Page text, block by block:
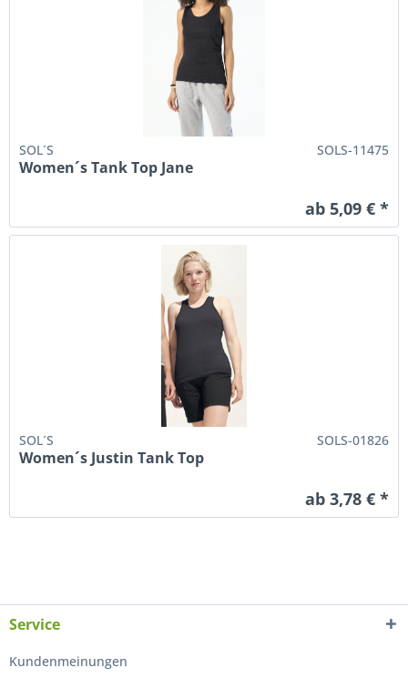
SOL´S SOLS-11475
Women´s Tank Top Jane
ab 5,09 € *
SOL´S SOLS-01826
Women´s Justin Tank Top
ab 3,78 € *
Service
Kundenmeinungen